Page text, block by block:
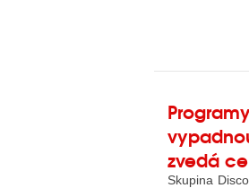
zvedá
Skupina